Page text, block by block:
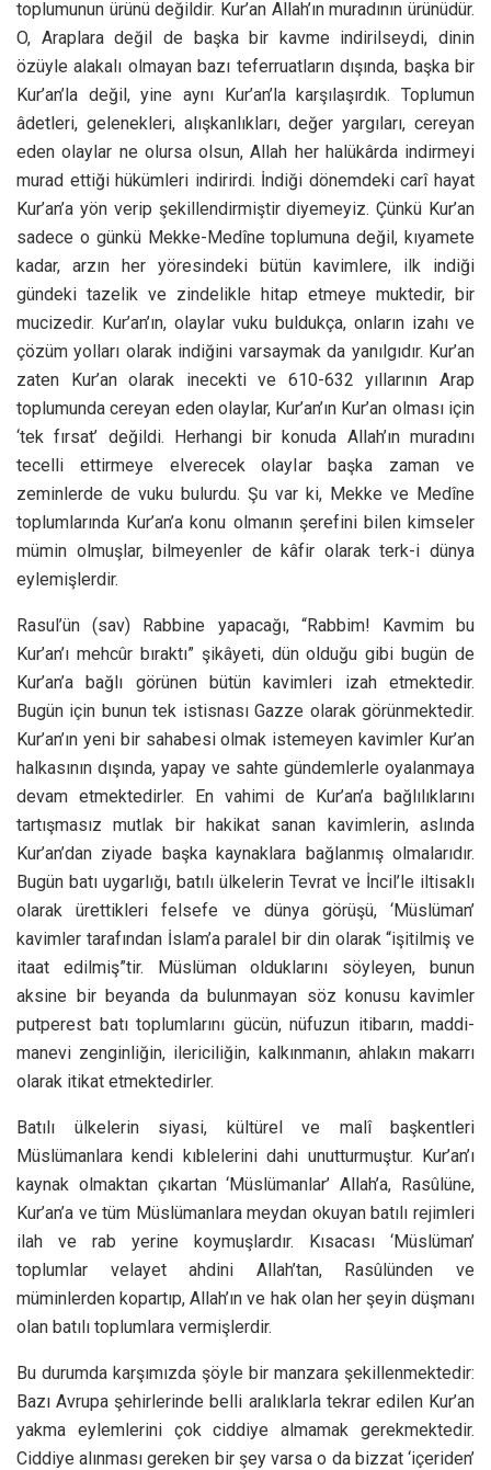
toplumunun ürünü değildir. Kur’an Allah’ın muradının ürünüdür.
O, Araplara değil de başka bir kavme indirilseydi, dinin
özüyle alakalı olmayan bazı teferruatların dışında, başka bir
Kur’an’la değil, yine aynı Kur’an’la karşılaşırdık. Toplumun
âdetleri, gelenekleri, alışkanlıkları, değer yargıları, cereyan
eden olaylar ne olursa olsun, Allah her halükârda indirmeyi
murad ettiği hükümleri indirirdi. İndiği dönemdeki carî hayat
Kur’an’a yön verip şekillendirmiştir diyemeyiz. Çünkü Kur’an
sadece o günkü Mekke-Medîne toplumuna değil, kıyamete
kadar, arzın her yöresindeki bütün kavimlere, ilk indiği
gündeki tazelik ve zindelikle hitap etmeye muktedir, bir
mucizedir. Kur’an’ın, olaylar vuku buldukça, onların izahı ve
çözüm yolları olarak indiğini varsaymak da yanılgıdır. Kur’an
zaten Kur’an olarak inecekti ve 610-632 yıllarının Arap
toplumunda cereyan eden olaylar, Kur’an’ın Kur’an olması için
‘tek fırsat’ değildi. Herhangi bir konuda Allah’ın muradını
tecelli ettirmeye elverecek olaylar başka zaman ve
zeminlerde de vuku bulurdu. Şu var ki, Mekke ve Medîne
toplumlarında Kur’an’a konu olmanın şerefini bilen kimseler
mümin olmuşlar, bilmeyenler de kâfir olarak terk-i dünya
eylemişlerdir.
Rasul’ün (sav) Rabbine yapacağı, “Rabbim! Kavmim bu
Kur’an’ı mehcûr bıraktı” şikâyeti, dün olduğu gibi bugün de
Kur’an’a bağlı görünen bütün kavimleri izah etmektedir.
Bugün için bunun tek istisnası Gazze olarak görünmektedir.
Kur’an’ın yeni bir sahabesi olmak istemeyen kavimler Kur’an
halkasının dışında, yapay ve sahte gündemlerle oyalanmaya
devam etmektedirler. En vahimi de Kur’an’a bağlılıklarını
tartışmasız mutlak bir hakikat sanan kavimlerin, aslında
Kur’an’dan ziyade başka kaynaklara bağlanmış olmalarıdır.
Bugün batı uygarlığı, batılı ülkelerin Tevrat ve İncil’le iltisaklı
olarak ürettikleri felsefe ve dünya görüşü, ‘Müslüman’
kavimler tarafından İslam’a paralel bir din olarak “işitilmiş ve
itaat edilmiş”tir. Müslüman olduklarını söyleyen, bunun
aksine bir beyanda da bulunmayan söz konusu kavimler
putperest batı toplumlarını gücün, nüfuzun itibarın, maddi-
manevi zenginliğin, ilericiliğin, kalkınmanın, ahlakın makarrı
olarak itikat etmektedirler.
Batılı ülkelerin siyasi, kültürel ve malî başkentleri
Müslümanlara kendi kıblelerini dahi unutturmuştur. Kur’an’ı
kaynak olmaktan çıkartan ‘Müslümanlar’ Allah’a, Rasûlüne,
Kur’an’a ve tüm Müslümanlara meydan okuyan batılı rejimleri
ilah ve rab yerine koymuşlardır. Kısacası ‘Müslüman’
toplumlar velayet ahdini Allah’tan, Rasûlünden ve
müminlerden kopartıp, Allah’ın ve hak olan her şeyin düşmanı
olan batılı toplumlara vermişlerdir.
Bu durumda karşımızda şöyle bir manzara şekillenmektedir:
Bazı Avrupa şehirlerinde belli aralıklarla tekrar edilen Kur’an
yakma eylemlerini çok ciddiye almamak gerekmektedir.
Ciddiye alınması gereken bir şey varsa o da bizzat ‘içeriden’